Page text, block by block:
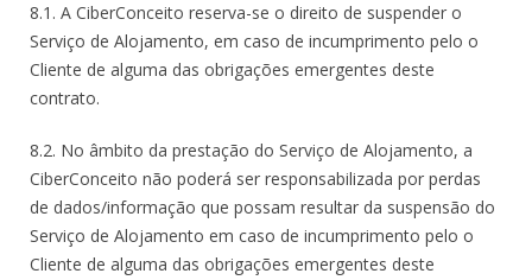
8.1. A CiberConceito reserva-se o direito de suspender o
Serviço de Alojamento, em caso de incumprimento pelo o
Cliente de alguma das obrigações emergentes deste
contrato.
8.2. No âmbito da prestação do Serviço de Alojamento, a
CiberConceito não poderá ser responsabilizada por perdas
de dados/informação que possam resultar da suspensão do
Serviço de Alojamento em caso de incumprimento pelo o
Cliente de alguma das obrigações emergentes deste